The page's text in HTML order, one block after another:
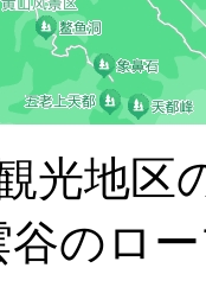
光地区
谷のロ